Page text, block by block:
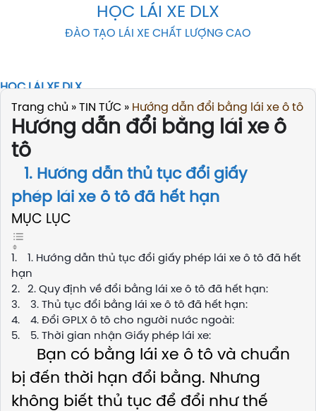
HỌC LÁI XE DLX
ĐÀO TẠO LÁI XE CHẤT LƯỢNG CAO
HỌC LÁI XE DLX
KHOÁ HỌC
THI THỬ
DOWLOAD
TIN TỨC
LIÊN HỆ
Trang chủ » TIN TỨC » Hướng dẫn đổi bằng lái xe ô tô
Hướng dẫn đổi bằng lái xe ô
tô
1. Hướng dẫn thủ tục đổi giấy
phép lái xe ô tô đã hết hạn
MỤC LỤC
1. Hướng dẫn thủ tục đổi giấy phép lái xe ô tô đã hết
hạn
2. Quy định về đổi bằng lái xe ô tô đã hết hạn:
3. Thủ tục đổi bằng lái xe ô tô đã hết hạn:
4. Đổi GPLX ô tô cho người nước ngoài:
5. Thời gian nhận Giấy phép lái xe:
Bạn có bằng lái xe ô tô và chuẩn
bị đến thời hạn đổi bằng. Nhưng
không biết thủ tục để đổi như thế